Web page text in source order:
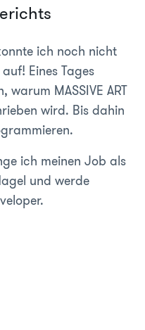
ich noch nicht
Eines Tages
MASSIVE ART
wird. Bis dahin
ich meinen Job als
und werde